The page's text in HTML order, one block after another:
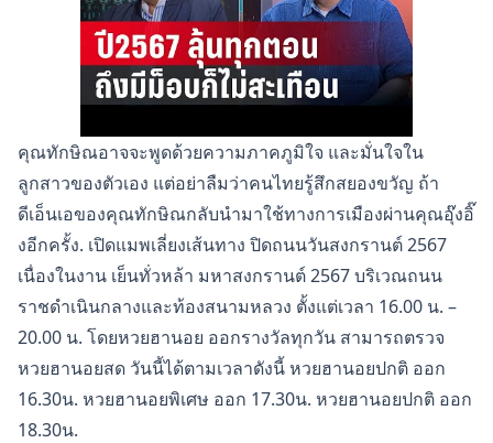
คุณทักษิณอาจจะพูดด้วยความภาคภูมิใจ และมั่นใจใน
ลูกสาวของตัวเอง แต่อย่าลืมว่าคนไทยรู้สึกสยองขวัญ ถ้า
ดีเอ็นเอของคุณทักษิณกลับนำมาใช้ทางการเมืองผ่านคุณอุ๊งอิ๊
งอีกครั้ง. เปิดแมพเลี่ยงเส้นทาง ปิดถนนวันสงกรานต์ 2567
เนื่องในงาน เย็นทั่วหล้า มหาสงกรานต์ 2567 บริเวณถนน
ราชดำเนินกลางและท้องสนามหลวง ตั้งแต่เวลา 16.00 น. –
20.00 น. โดยหวยฮานอย ออกรางวัลทุกวัน สามารถตรวจ
หวยฮานอยสด วันนี้ได้ตามเวลาดังนี้ หวยฮานอยปกติ ออก
16.30น. หวยฮานอยพิเศษ ออก 17.30น. หวยฮานอยปกติ ออก
18.30น.